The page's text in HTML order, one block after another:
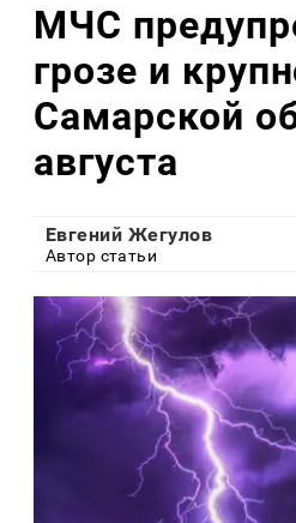
МЧС
грозе и
Самарской
августа
Евгений Жегулов
Автор статьи